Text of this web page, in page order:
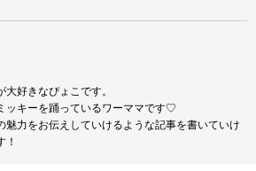
好きなぴょこです。
ッキーを踊っているワーママです♡
魅力をお伝えしていけるような記事を書いていけ
！